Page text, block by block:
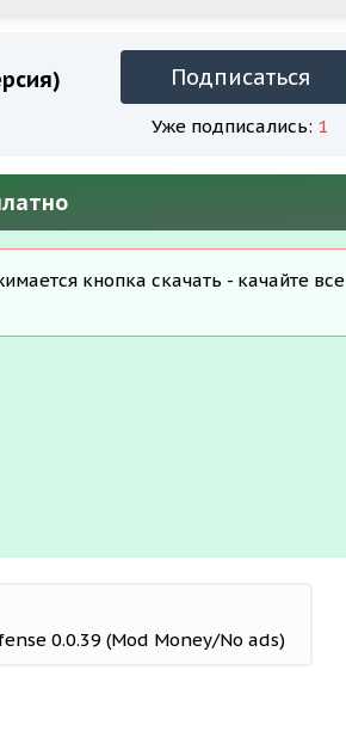
Подписаться
Уже подписались: 1
кнопка скачать - качайте все
0.0.39 (Mod Money/No ads)